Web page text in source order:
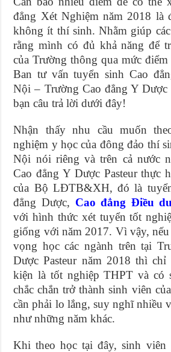
đẳng Xét Nghiệm năm 2018 là
không ít thí sinh. Nhằm giúp
rằng mình có đủ khả năng để
của Trường thông qua mức
Ban tư vấn tuyển sinh Cao
Nội – Trường Cao đẳng Y Dược
bạn câu trả lời dưới đây!
Nhận thấy nhu cầu muốn
nghiệm y học của đông đảo thí
Nội nói riêng và trên cả nước
Cao đẳng Y Dược Pasteur thực
của Bộ LĐTB&XH, đó là
đẳng Dược, Cao đẳng Điều
với hình thức xét tuyển tốt
giống với năm 2017. Vì vậy, nếu
vọng học các ngành trên tại
Dược Pasteur năm 2018 thì chỉ
kiện là tốt nghiệp THPT và có
chắc chắn trở thành sinh viên
cần phải lo lắng, suy nghĩ nhiều
như những năm khác.
Khi theo học tại đây, sinh viên